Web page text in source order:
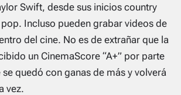
Swift, desde sus inicios country
pop. Incluso pueden grabar videos de
del cine. No es de extrañar que la
un CinemaScore “A+” por parte
quedó con ganas de más y volverá
vez.